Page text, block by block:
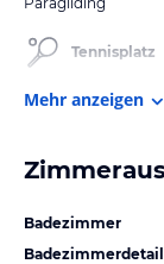
Tennisplatz
Mehr anzeigen
Badezimmer